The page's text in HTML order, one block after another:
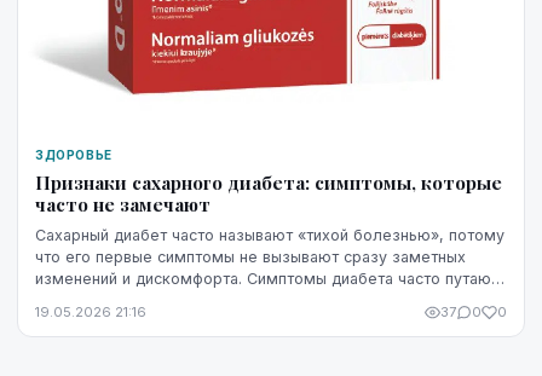
ЗДОРОВЬЕ
Признаки сахарного диабета: симптомы, которые
часто не замечают
Сахарный диабет часто называют «тихой болезнью», потому
что его первые симптомы не вызывают сразу заметных
изменений и дискомфорта. Симптомы диабета часто путают
19.05.2026 21:16 37 0 0